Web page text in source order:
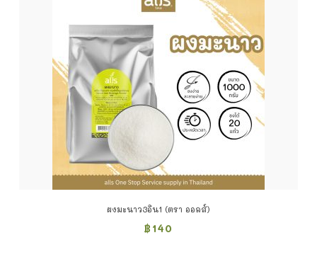
ผงมะนาว3อิน1 (ตรา ออลส์)
฿ 140